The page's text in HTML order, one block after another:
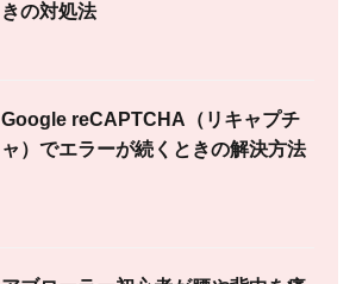
きの対処法
Google reCAPTCHA（リキャプチ
ャ）でエラーが続くときの解決方法